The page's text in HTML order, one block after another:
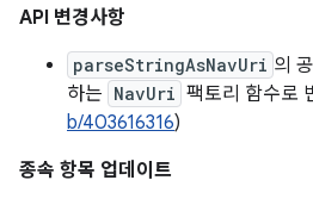
API 변경사항
parseStringAsNavUri 의
하는 NavUri 팩토리 함수로
b/403616316)
종속 항목 업데이트